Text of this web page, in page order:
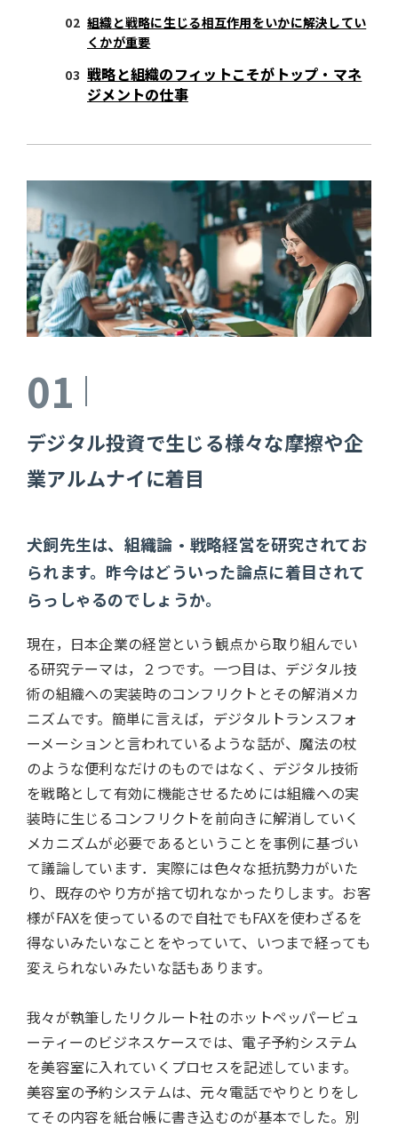
組織と戦略に生じる相互作用をいかに解決してい
くかが重要
戦略と組織のフィットこそがトップ・マネ
ジメントの仕事
01
デジタル投資で生じる様々な摩擦や企
業アルムナイに着目
犬飼先生は、組織論・戦略経営を研究されてお
られます。昨今はどういった論点に着目されて
らっしゃるのでしょうか。
現在，日本企業の経営という観点から取り組んでい
る研究テーマは，２つです。一つ目は、デジタル技
術の組織への実装時のコンフリクトとその解消メカ
ニズムです。簡単に言えば，デジタルトランスフォ
ーメーションと言われているような話が、魔法の杖
のような便利なだけのものではなく、デジタル技術
を戦略として有効に機能させるためには組織への実
装時に生じるコンフリクトを前向きに解消していく
メカニズムが必要であるということを事例に基づい
て議論しています．実際には色々な抵抗勢力がいた
り、既存のやり方が捨て切れなかったりします。お客
様がFAXを使っているので自社でもFAXを使わざるを
得ないみたいなことをやっていて、いつまで経っても
変えられないみたいな話もあります。
我々が執筆したリクルート社のホットペッパービュ
ーティーのビジネスケースでは、電子予約システム
を美容室に入れていくプロセスを記述しています。
美容室の予約システムは、元々電話でやりとりをし
てその内容を紙台帳に書き込むのが基本でした。別